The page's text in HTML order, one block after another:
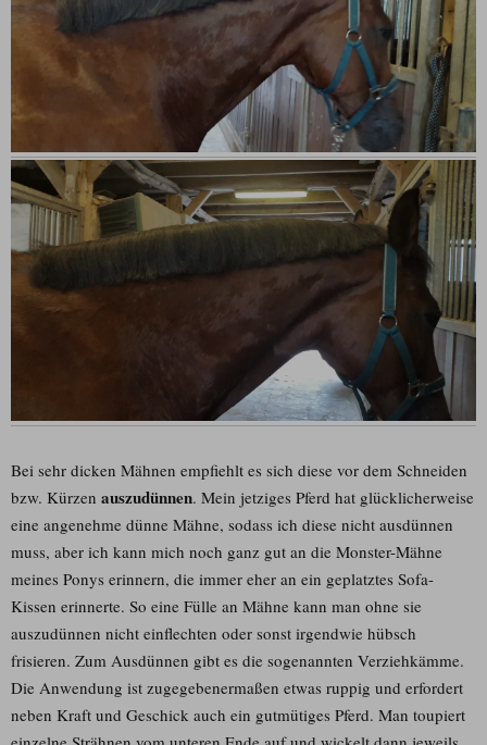
Bei sehr dicken Mähnen empfiehlt es sich diese vor dem Schneiden
bzw. Kürzen auszudünnen. Mein jetziges Pferd hat glücklicherweise
eine angenehme dünne Mähne, sodass ich diese nicht ausdünnen
muss, aber ich kann mich noch ganz gut an die Monster-Mähne
meines Ponys erinnern, die immer eher an ein geplatztes Sofa-
Kissen erinnerte. So eine Fülle an Mähne kann man ohne sie
auszudünnen nicht einflechten oder sonst irgendwie hübsch
frisieren. Zum Ausdünnen gibt es die sogenannten Verziehkämme.
Die Anwendung ist zugegebenermaßen etwas ruppig und erfordert
neben Kraft und Geschick auch ein gutmütiges Pferd. Man toupiert